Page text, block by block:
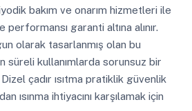
bakım ve onarım hizmetleri ile
performansı garanti altına alınır.
olarak tasarlanmış olan bu
süreli kullanımlarda sorunsuz bir
çadır ısıtma pratiklik güvenlik
ısınma ihtiyacını karşılamak için